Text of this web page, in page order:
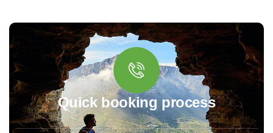
Quick booking process